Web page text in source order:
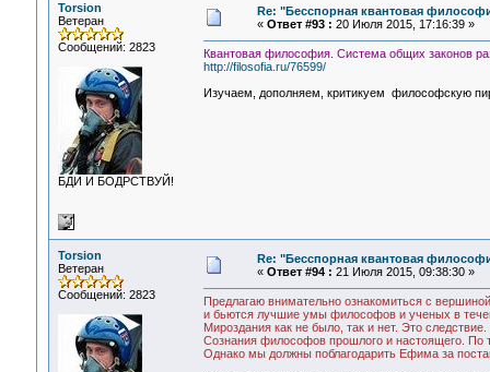
Torsion
Ветеран
Сообщений: 2823
БДИ И БОДРСТВУЙ!
Re: "Бесспорная квантовая
« Ответ #93 : 20 Июля 2015, 17:16:39 »
Квантовая философия. Система общих законов
http://filosofia.ru/76599/
Изучаем, дополняем, критикуем философскую
Torsion
Ветеран
Сообщений: 2823
Re: "Бесспорная квантовая
« Ответ #94 : 21 Июля 2015, 09:38:30 »
Предлагаю внимательно ознакомиться с
и бьются лучшие умы философов и ученых в
Мироздания как не было, так и нет. Это
Сознания философов прошлого и настоящего. По
Однако мы должны поблагодарить Ефима за